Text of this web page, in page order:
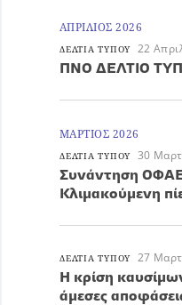
ΑΠΡΙΛΙΟΣ 2026
ΔΕΛΤΙΑ ΤΥΠΟΥ 22
ΠΝΟ ΔΕΛΤΙΟ
ΜΑΡΤΙΟΣ 2026
ΔΕΛΤΙΑ ΤΥΠΟΥ 30
Συνάντηση ΟΦΑΕ
Κλιμακούμενη
ΔΕΛΤΙΑ ΤΥΠΟΥ 27
Η κρίση
άμεσες